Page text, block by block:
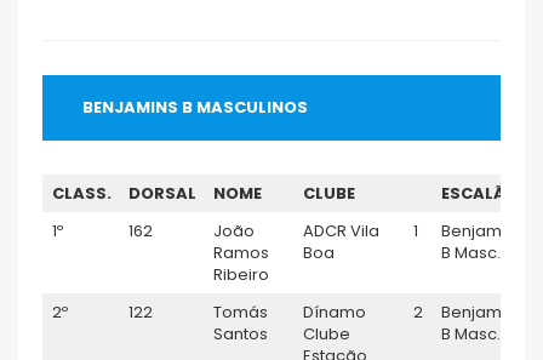
BENJAMINS B MASCULINOS
CLASS. DORSAL NOME CLUBE ESCALÃO
1º
162
João
Ramos
Ribeiro
ADCR Vila
Boa
1
Benjamim
B Masc.
2º 122
Tomás
Santos
Dínamo
Clube
2
Benjamim
B Masc.